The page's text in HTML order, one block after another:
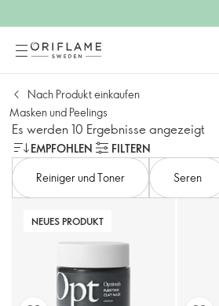
Nach Produkt einkaufen
Masken und Peelings
Es werden 10 Ergebnisse angezeigt
EMPFOHLEN
FILTERN
Reiniger und Toner
Seren
NEUES PRODUKT